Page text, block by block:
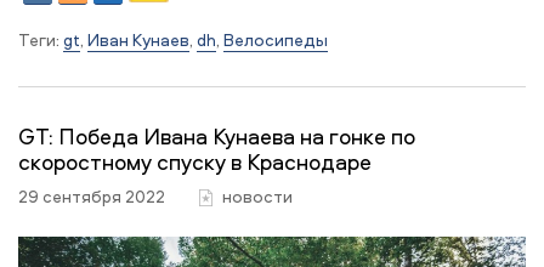
Теги: gt, Иван Кунаев, dh, Велосипеды
GT: Победа Ивана Кунаева на гонке по
скоростному спуску в Краснодаре
29 сентября 2022 новости